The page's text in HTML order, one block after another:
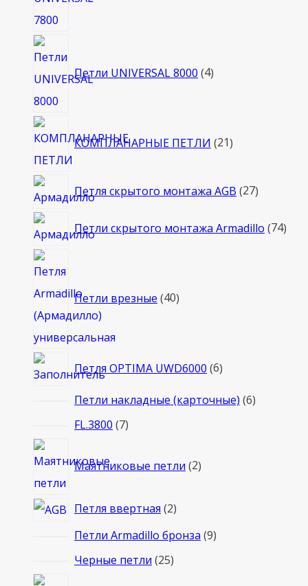
Петли UNIVERSAL 8000 4товара
КОМПЛАНАРНЫЕ ПЕТЛИ 21товар
Петля скрытого монтажа AGB 2727
Петли скрытого монтажа Armadillo 7474
Петли врезные 40
Петля OPTIMA UWD6000 66
Петли накладные (карточные) 66
FL.3800 77
Маятниковые петли 2товара
Петля ввертная 22
товара
Петли Armadillo бронза 99
Черные петли 2525